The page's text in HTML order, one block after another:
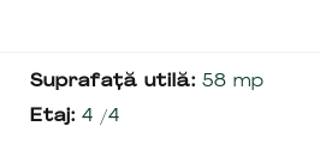
Suprafață utilă: 58 mp
Etaj: 4 /4